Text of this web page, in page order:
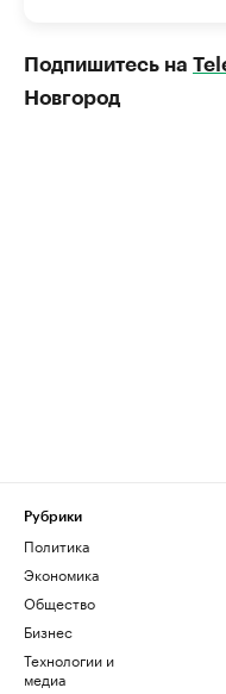
Подпишитесь на
Новгород
Рубрики
Политика
Экономика
Общество
Бизнес
Технологии и
медиа